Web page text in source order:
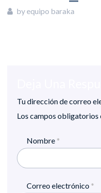
by equipo baraka
Tu dirección de correo
Los campos obligatorios
Nombre *
Correo electrónico *